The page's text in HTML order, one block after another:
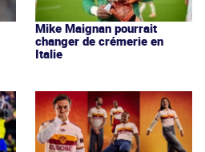
Mike Maignan pourrait
changer de crémerie en
Italie